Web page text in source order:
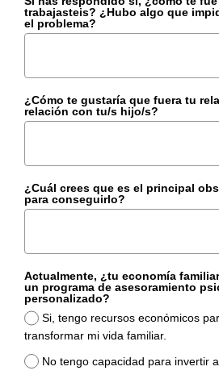
trabajasteis? ¿Hubo algo que
el problema?
¿Cómo te gustaría que fuera tu
relación con tu/s hijo/s?
¿Cuál crees que es el principal
para conseguirlo?
Actualmente, ¿tu economía
un programa de asesoramiento
personalizado?
Si, tengo recursos económicos
transformar mi vida familiar.
No tengo capacidad para invertir